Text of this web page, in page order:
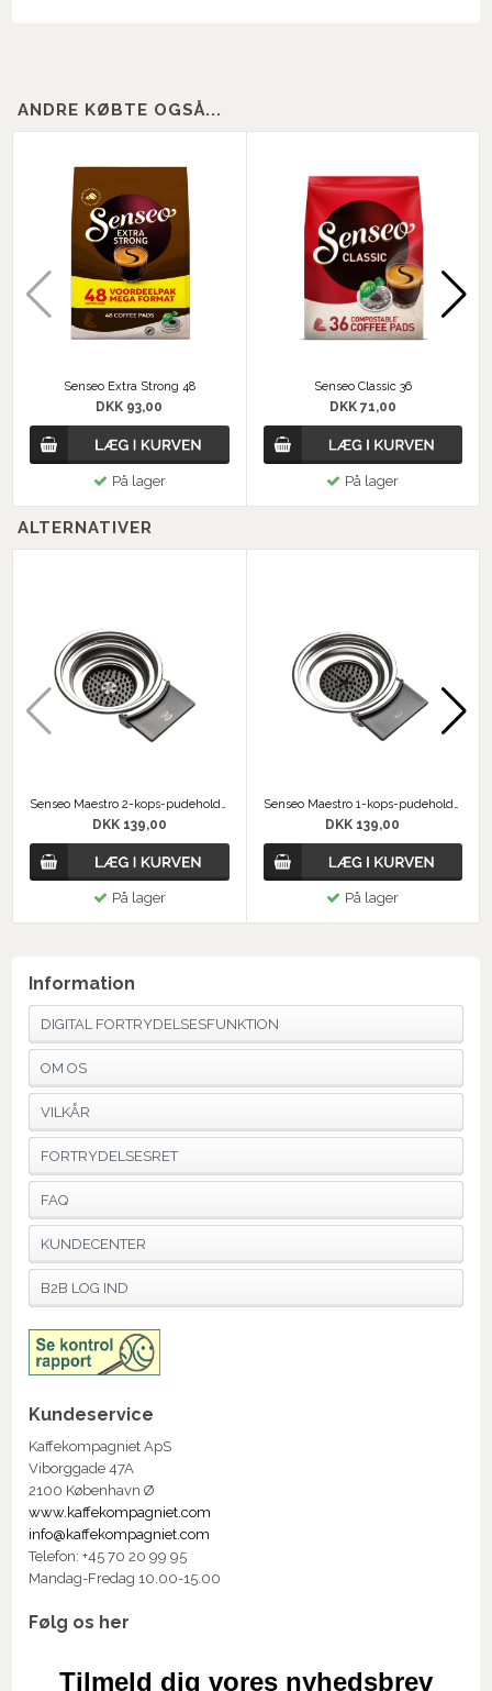
ANDRE KØBTE OGSÅ...
Senseo Extra Strong 48
DKK 93,00
På lager
Senseo Classic 36
DKK 71,00
På lager
ALTERNATIVER
DKK 139,00
På lager
DKK 139,00
På lager
Information
DIGITAL FORTRYDELSESFUNKTION
OM OS
VILKÅR
FORTRYDELSESRET
FAQ
KUNDECENTER
B2B LOG IND
Kundeservice
Kaffekompagniet ApS
Viborggade 47A
2100 København Ø
www.kaffekompagniet.com
info@kaffekompagniet.com
Telefon: +45 70 20 99 95
Mandag-Fredag 10.00-15.00
Følg os her
Tilmeld dig vores nyhedsbrev